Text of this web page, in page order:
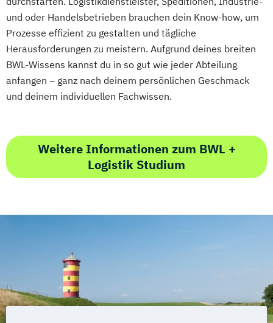
und oder Handelsbetrieben brauchen dein Know-how, um
Prozesse effizient zu gestalten und tägliche
Herausforderungen zu meistern. Aufgrund deines breiten
BWL-Wissens kannst du in so gut wie jeder Abteilung
anfangen – ganz nach deinem persönlichen Geschmack
und deinem individuellen Fachwissen.
Weitere Informationen zum BWL +
Logistik Studium